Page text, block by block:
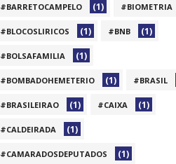
#BARRETOCAMPELO (1) #BIOMETRIA
#BLOCOSLIRICOS (1) #BNB (1)
#BOLSAFAMILIA (1)
#BOMBADOHEMETERIO (1) #BRASIL
#BRASILEIRAO (1) #CAIXA (1)
#CALDEIRADA (1)
#CAMARADOSDEPUTADOS (1)